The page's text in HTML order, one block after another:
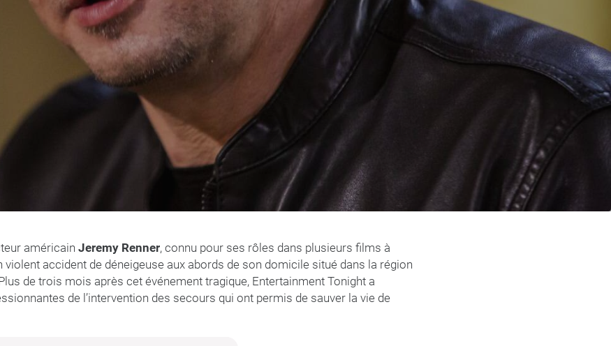
américain Jeremy Renner, connu pour ses rôles dans plusieurs films à
violent accident de déneigeuse aux abords de son domicile situé dans la région
de trois mois après cet événement tragique, Entertainment Tonight a
de l’intervention des secours qui ont permis de sauver la vie de